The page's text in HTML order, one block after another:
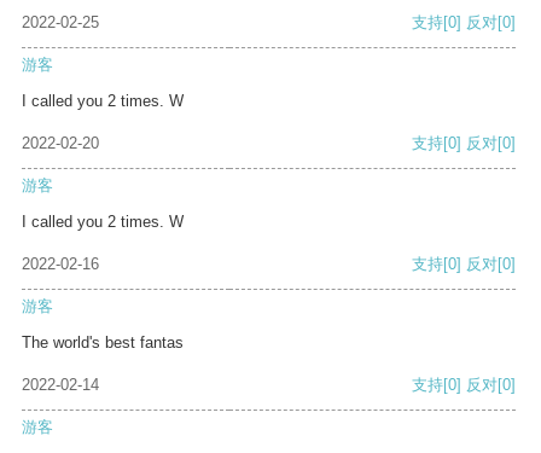
2022-02-25 支持[0] 反对[0]
游客
I called you 2 times. W
2022-02-20 支持[0] 反对[0]
游客
I called you 2 times. W
2022-02-16 支持[0] 反对[0]
游客
The world's best fantas
2022-02-14 支持[0] 反对[0]
游客